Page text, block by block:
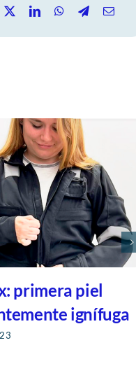
De Pascale:
personal
de altura